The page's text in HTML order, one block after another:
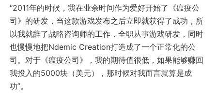
“2011年的时候，我在业余时间作为爱好开始了《瘟疫公
司》的研发，当这款游戏发布之后立即就获得了成功，所
以我就辞了战略咨询师的工作，全职从事游戏研发，同时
也慢慢地把Ndemic Creation打造成了一个正常化的公
司。对于《瘟疫公司》，我的期待值很低，如果能够赚回
我投入的5000块（美元），那时候对我而言就算是成
功”。